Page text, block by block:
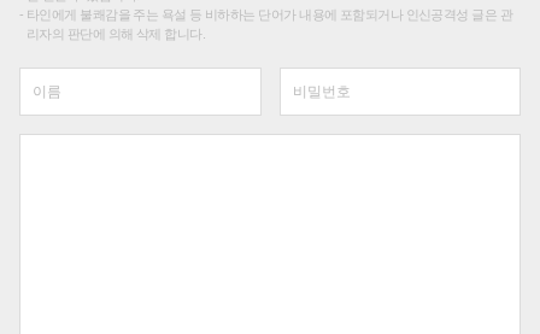
타인에게 불쾌감을 주는 욕설 등 비하하는 단어가 내용에 포함되거나 인신공격성 글은 관
리자의 판단에 의해 삭제 합니다.